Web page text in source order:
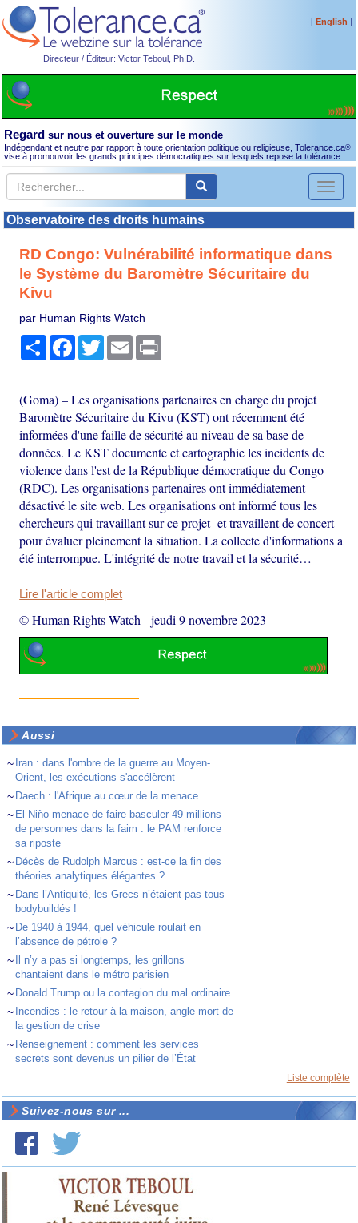
Directeur / Éditeur: Victor Teboul, Ph.D.
[English ]
Regard sur nous et ouverture sur le monde
Indépendant et neutre par rapport à toute orientation politique ou religieuse, Tolerance.ca®
vise à promouvoir les grands principes démocratiques sur lesquels repose la tolérance.
Toggle
Observatoire des droits humains
RD Congo: Vulnérabilité informatique dans
le Système du Baromètre Sécuritaire du
Kivu
par Human Rights Watch
PartagerFacebook
TwitterEmail
(Goma) – Les organisations partenaires en charge du projet
Baromètre Sécuritaire du Kivu (KST) ont récemment été
informées d'une faille de sécurité au niveau de sa base de
données. Le KST documente et cartographie les incidents de
violence dans l'est de la République démocratique du Congo
(RDC). Les organisations partenaires ont immédiatement
désactivé le site web. Les organisations ont informé tous les
chercheurs qui travaillant sur ce projet et travaillent de concert
pour évaluer pleinement la situation. La collecte d'informations a
été interrompue. L'intégrité de notre travail et la sécurité…
Lire l'article complet
© Human Rights Watch -jeudi 9 novembre 2023
Aussi
~ Iran : dans l'ombre de la guerre au Moyen-
Orient, les exécutions s'accélèrent
~ Daech : l'Afrique au cœur de la menace
~ El Niño menace de faire basculer 49 millions
de personnes dans la faim : le PAM renforce
sa riposte
~ Décès de Rudolph Marcus : est-ce la fin des
théories analytiques élégantes ?
~ Dans l’Antiquité, les Grecs n’étaient pas tous
bodybuildés !
~ De 1940 à 1944, quel véhicule roulait en
l’absence de pétrole ?
~
Il n’y a pas si longtemps, les grillons
chantaient dans le métro parisien
~ Donald Trump ou la contagion du mal ordinaire
~ Incendies : le retour à la maison, angle mort de
la gestion de crise
~ Renseignement : comment les services
secrets sont devenus un pilier de l’État
Liste complète
Suivez-nous sur ...